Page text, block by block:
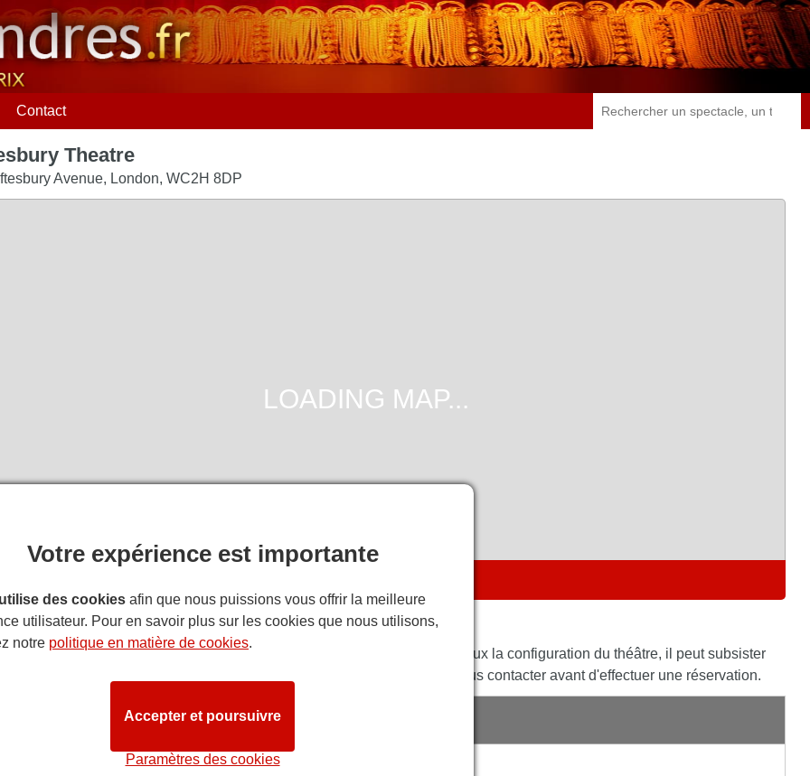
Contact
Theatre
Avenue, London,WC2H 8DP
salle du Shaftesbury Theatre
: nous faisons de notre mieux pour que notre plan de salle reflète au mieux la configuration du théâtre, il peut subsister
différences. Les clients ayant des besoins spécifiques sont invités à nous contacter avant d'effectuer une réservation.
Votre expérience est importante
des cookies afin que nous puissions vous offrir la meilleure
utilisateur. Pour en savoir plus sur les cookies que nous utilisons,
notre politique en matière de cookies.
Paramètres des cookies
Accepter et poursuivre